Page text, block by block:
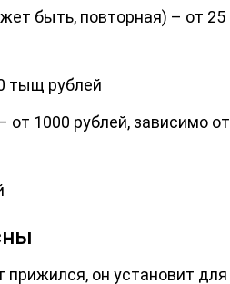
быть, повторная) – от 25
тыщ рублей
от 1000 рублей, зависимо от
прижился, он установит для